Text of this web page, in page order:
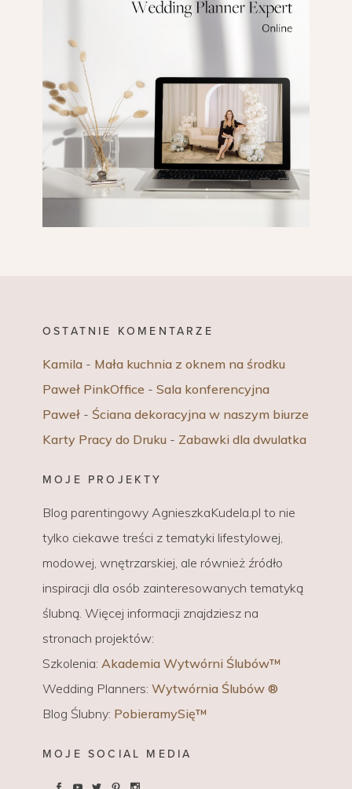
OSTATNIE KOMENTARZE
Kamila - Mała kuchnia z oknem na środku
Paweł PinkOffice - Sala konferencyjna
Paweł - Ściana dekoracyjna w naszym biurze
Karty Pracy do Druku - Zabawki dla dwulatka
MOJE PROJEKTY
Blog parentingowy AgnieszkaKudela.pl to nie
tylko ciekawe treści z tematyki lifestylowej,
modowej, wnętrzarskiej, ale również źródło
inspiracji dla osób zainteresowanych tematyką
ślubną. Więcej informacji znajdziesz na
stronach projektów:
Szkolenia: Akademia Wytwórni Ślubów™
Wedding Planners: Wytwórnia Ślubów ®
Blog Ślubny: PobieramySię™
MOJE SOCIAL MEDIA